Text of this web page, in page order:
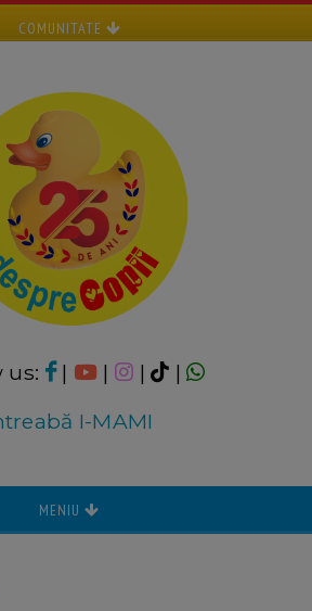
COMUNITATE
us: | | |
|
I-MAMI
MENIU